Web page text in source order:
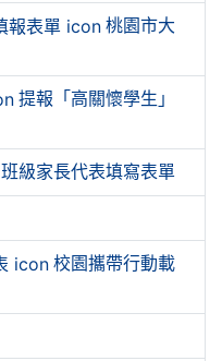
桃園市大
提報「高關懷學生」
班級家長代表填寫表單
校園攜帶行動載